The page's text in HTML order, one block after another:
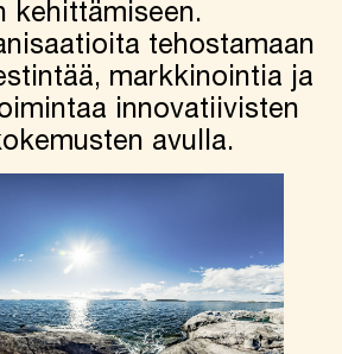
kehittämiseen.
tehostamaan
markkinointia ja
innovatiivisten
avulla.